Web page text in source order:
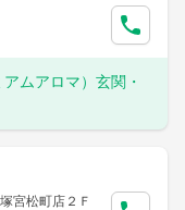
ムアロマ）玄関・
宮松町店２Ｆ